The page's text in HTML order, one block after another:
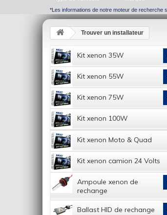
*Les informations de notre moteur de recherche
Trouver un installateur
Kit xenon 35W
Kit xenon 55W
Kit xenon 75W
Kit xenon 100W
Kit xenon Moto & Quad
Kit xenon camion 24 Volts
Ampoule xenon de
rechange
Ballast HID de rechange